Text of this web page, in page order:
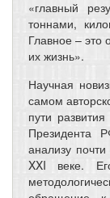
«главный
тоннами,
Главное – это
их жизнь».
Научная
самом
пути
Президента
анализу
XXI веке.